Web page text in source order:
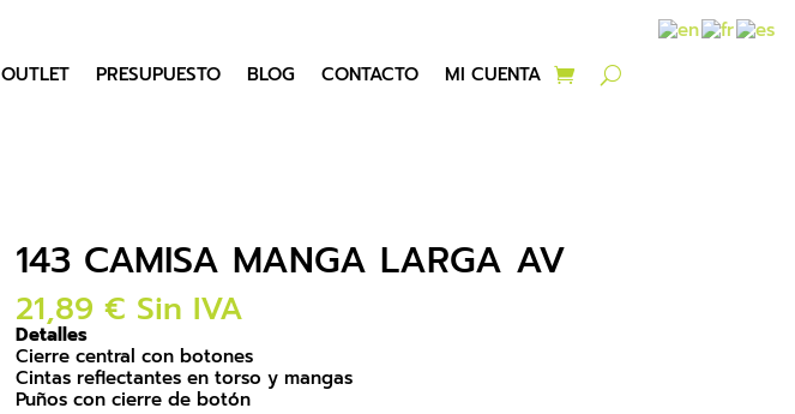
OUTLET PRESUPUESTO BLOG CONTACTO MI CUENTA
143 CAMISA MANGA LARGA AV
21,89 € Sin IVA
Detalles
Cierre central con botones
Cintas reflectantes en torso y mangas
Puños con cierre de botón